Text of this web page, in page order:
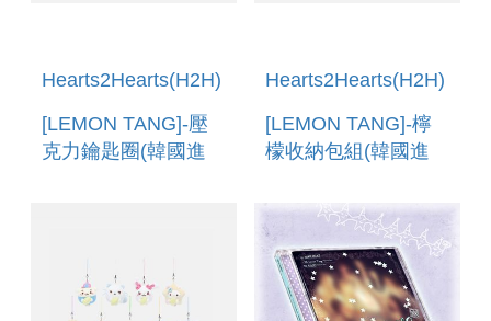
Hearts2Hearts(H2H)
[LEMON TANG]-壓
克力鑰匙圈(韓國進
Hearts2Hearts(H2H)
[LEMON TANG]-檸
檬收納包組(韓國進
SET